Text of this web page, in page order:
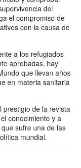
del
el compromiso de
con la causa de
a los refugiados
aprobadas, hay
que llevan años
en materia sanitaria
prestigio de la revista
conocimiento y a
sufre una de las
mundial.